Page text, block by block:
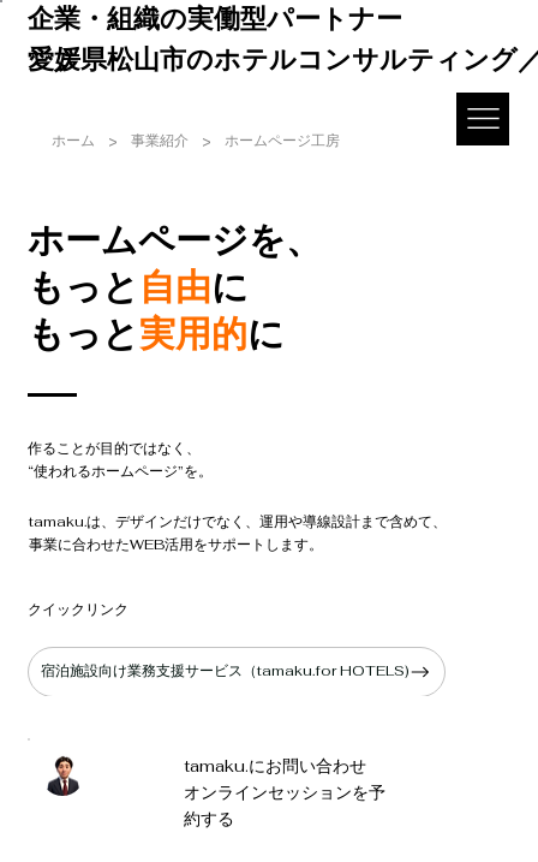
ホーム > 事業紹介 > ホームページ工房
企業・組織の実働型パートナー
愛媛県松山市のホテルコンサルティング
ホームページを、
もっと 自由に
もっと実用的に
作ることが目的ではなく、
“使われるホームページ”を。
tamaku.は、デザインだけでなく、運用や導線設計まで含めて、
事業に合わせたWEB活用をサポートします。
tamaku.にお問い合わせ
オンラインセッションを予
約する
​クイックリンク
宿泊施設向け業務支援サービス（tamaku.for HOTELS)